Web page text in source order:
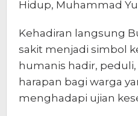
Hidup, Muhammad
Kehadiran langsung
sakit menjadi simbol
humanis hadir,
harapan bagi warga
menghadapi ujian